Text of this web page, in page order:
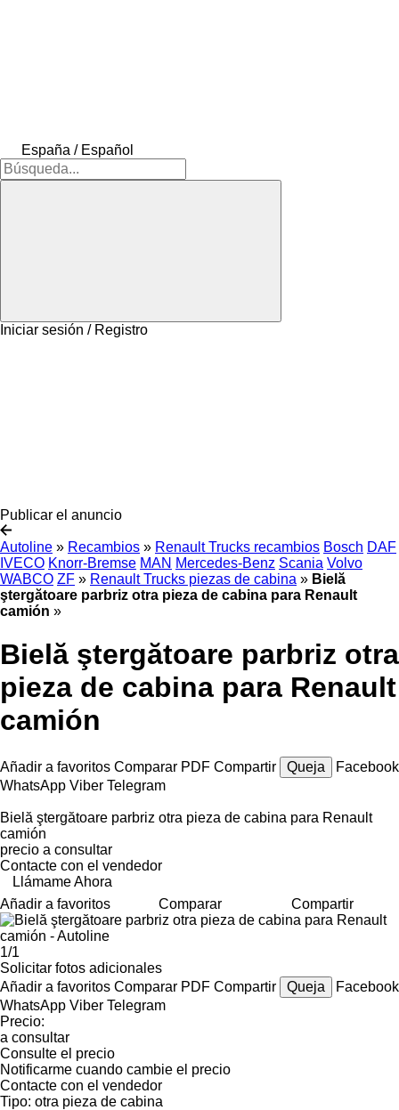
España / Español
Iniciar sesión / Registro
Publicar el anuncio
Autoline » Recambios » Renault Trucks recambios Bosch DAF
IVECO Knorr-Bremse MAN Mercedes-Benz Scania Volvo
WABCO ZF » Renault Trucks piezas de cabina » Bielă
ştergătoare parbriz otra pieza de cabina para Renault
camión »
Bielă ştergătoare parbriz otra
pieza de cabina para Renault
camión
Añadir a favoritos Comparar PDF Compartir Queja
Facebook
WhatsApp Viber Telegram
Bielă ştergătoare parbriz otra pieza de cabina para Renault
camión
precio a consultar
Contacte con el vendedor
Llámame Ahora
Añadir a favoritos
Comparar Compartir
1/1
Solicitar fotos adicionales
Añadir a favoritos Comparar PDF Compartir Queja
Facebook
WhatsApp Viber Telegram
Precio:
a consultar
Consulte el precio
Notificarme cuando cambie el precio
Contacte con el vendedor
Tipo: otra pieza de cabina